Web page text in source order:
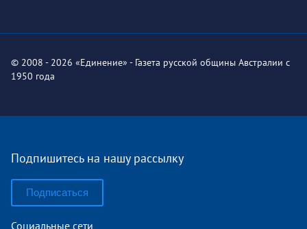
© 2008 - 2026 «Единение» - Газета русской общины Австралии с
1950 года
Подпишитесь на нашу рассылку
Подписаться
Социальные сети